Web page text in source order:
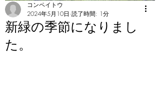
新緑の季節になりまし
た。
コンペイトウ
2024年5月10日 読了時間: 1分